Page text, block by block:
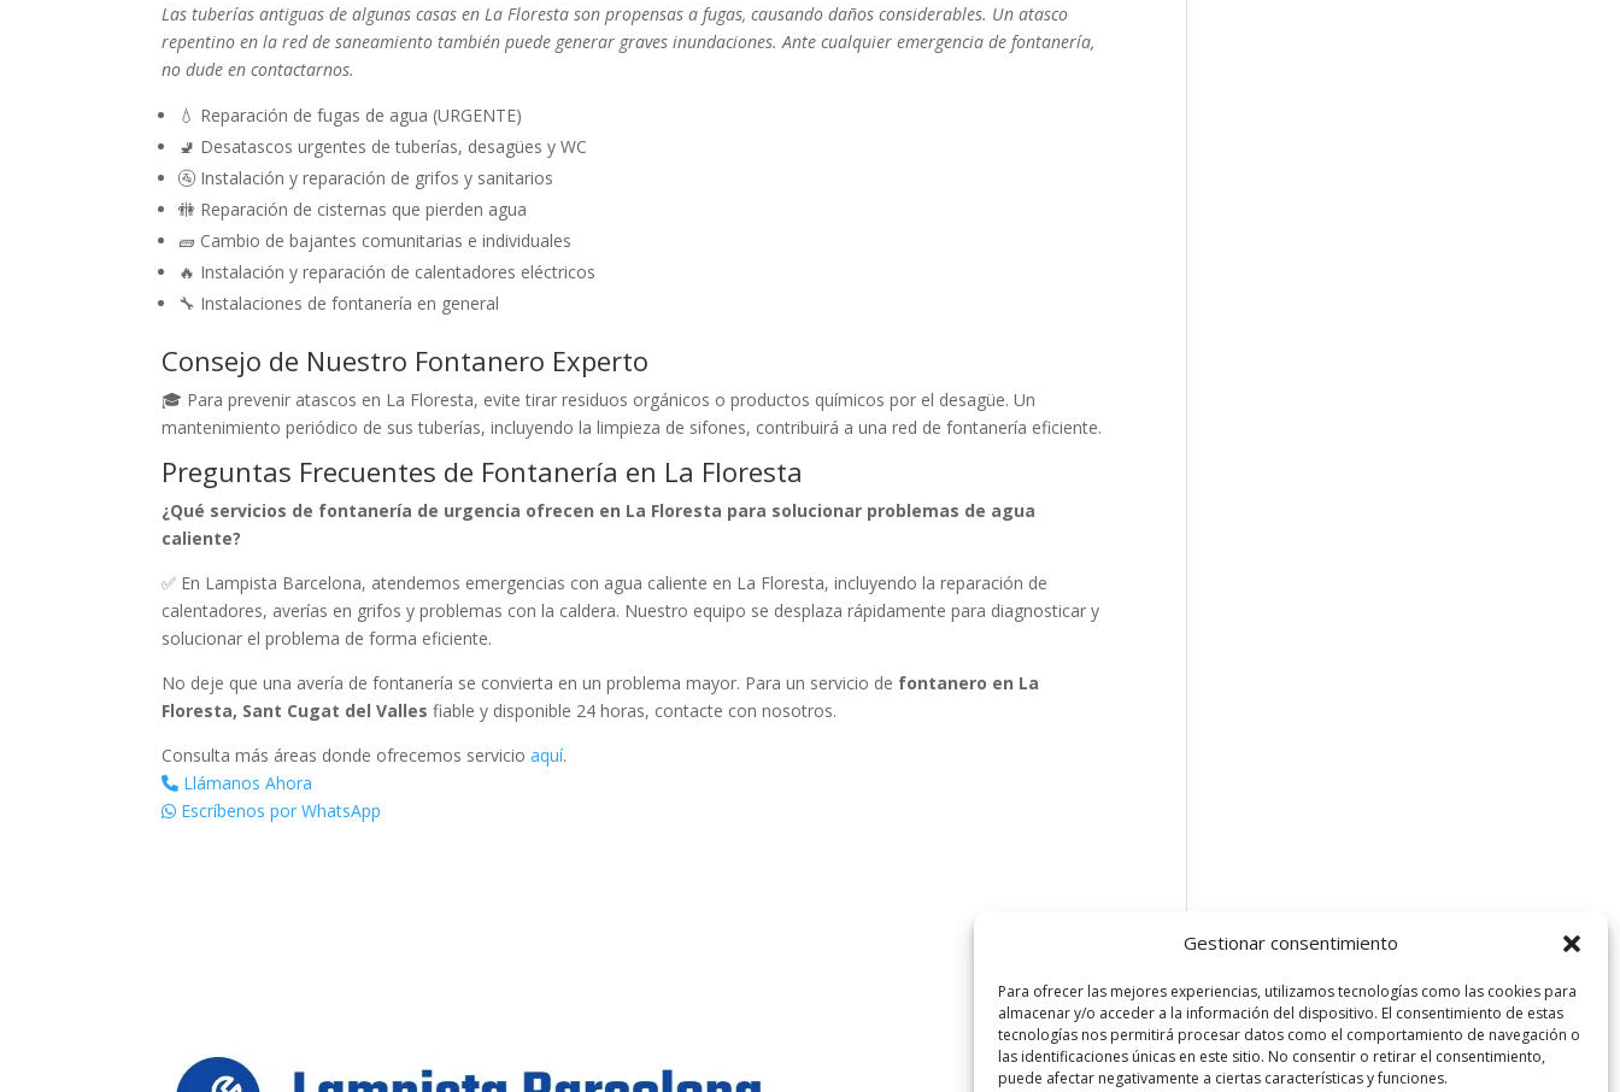
Gestionar consentimiento
Para ofrecer las mejores experiencias, utilizamos tecnologías como las cookies para
almacenar y/o acceder a la información del dispositivo. El consentimiento de estas
tecnologías nos permitirá procesar datos como el comportamiento de navegación o
las identificaciones únicas en este sitio. No consentir o retirar el consentimiento,
puede afectar negativamente a ciertas características y funciones.
Las tuberías antiguas de algunas casas en La Floresta son propensas a fugas, causando daños considerables. Un atasco
repentino en la red de saneamiento también puede generar graves inundaciones. Ante cualquier emergencia de fontanería,
no dude en contactarnos.
💧 Reparación de fugas de agua (URGENTE)
🚽 Desatascos urgentes de tuberías, desagües y WC
🚰 Instalación y reparación de grifos y sanitarios
🚻 Reparación de cisternas que pierden agua
🧱 Cambio de bajantes comunitarias e individuales
🔥 Instalación y reparación de calentadores eléctricos
🔧 Instalaciones de fontanería en general
Consejo de Nuestro Fontanero Experto
🎓 Para prevenir atascos en La Floresta, evite tirar residuos orgánicos o productos químicos por el desagüe. Un
mantenimiento periódico de sus tuberías, incluyendo la limpieza de sifones, contribuirá a una red de fontanería eficiente.
Preguntas Frecuentes de Fontanería en La Floresta
¿Qué servicios de fontanería de urgencia ofrecen en La Floresta para solucionar problemas de agua
caliente?
✅ En Lampista Barcelona, atendemos emergencias con agua caliente en La Floresta, incluyendo la reparación de
calentadores, averías en grifos y problemas con la caldera. Nuestro equipo se desplaza rápidamente para diagnosticar y
solucionar el problema de forma eficiente.
No deje que una avería de fontanería se convierta en un problema mayor. Para un servicio de fontanero en La
Floresta, Sant Cugat del Valles fiable y disponible 24 horas, contacte con nosotros.
Consulta más áreas donde ofrecemos servicioaquí.
Llámanos Ahora
Escríbenos por WhatsApp
2025Lampista Barcelona. Todos los derechos reservados.